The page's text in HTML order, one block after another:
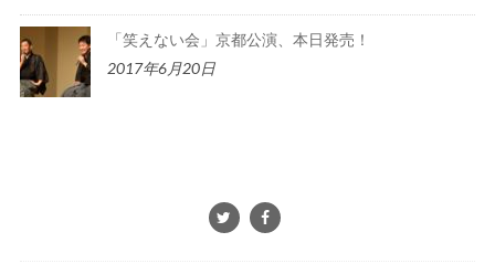
「笑えない会」京都公演、本日発売！
2017年6月20日